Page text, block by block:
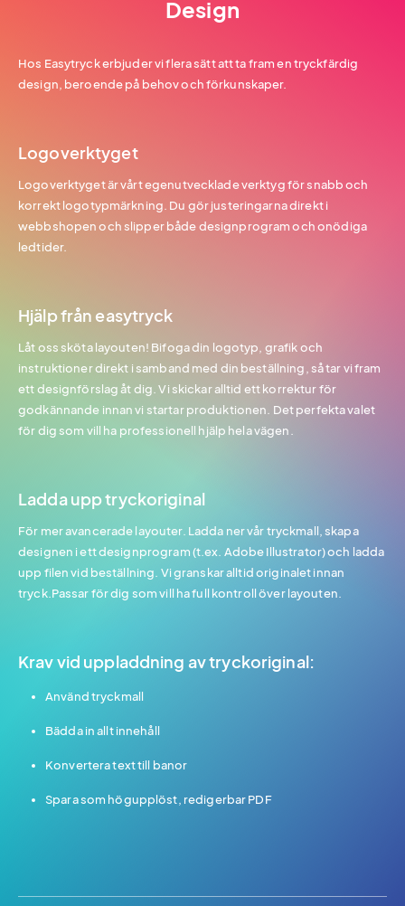
Design
Hos Easytryck erbjuder vi flera sätt att ta fram en tryckfärdig
design, beroende på behov och förkunskaper.
Logoverktyget
Logoverktyget är vårt egenutvecklade verktyg för snabb och
korrekt logotypmärkning. Du gör justeringarna direkt i
webbshopen och slipper både designprogram och onödiga
ledtider.
Hjälp från easytryck
Låt oss sköta layouten! Bifoga din logotyp, grafik och
instruktioner direkt i samband med din beställning, så tar vi fram
ett designförslag åt dig. Vi skickar alltid ett korrektur för
godkännande innan vi startar produktionen. Det perfekta valet
för dig som vill ha professionell hjälp hela vägen.
Ladda upp tryckoriginal
För mer avancerade layouter. Ladda ner vår tryckmall, skapa
designen i ett designprogram (t.ex. Adobe Illustrator) och ladda
upp filen vid beställning. Vi granskar alltid originalet innan
tryck.Passar för dig som vill ha full kontroll över layouten.
Krav vid uppladdning av tryckoriginal:
Använd tryckmall
Bädda in allt innehåll
Konvertera text till banor
Spara som högupplöst, redigerbar PDF